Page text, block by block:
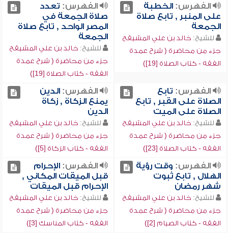
الفهرس:الخطبة
على المنبر , تابع صلاة
الجمعة
للشيخ: خالد بن علي المشيقح
جزء من محاضرة ( شرح عمدة
الفقه - كتاب الصلاة [19])
الفهرس: تعدد
صلاة الجمعة في
المصر الواحد , تابع صلاة
الجمعة
للشيخ: خالد بن علي المشيقح
جزء من محاضرة ( شرح عمدة
الفقه - كتاب الصلاة [19])
الفهرس: تابع
الصلاة على القبر , تابع
الصلاة على الميت
للشيخ: خالد بن علي المشيقح
جزء من محاضرة ( شرح عمدة
الفقه - كتاب الصلاة [23])
الفهرس:الدين
يمنع الزكاة , زكاة
الدين
للشيخ: خالد بن علي المشيقح
جزء من محاضرة ( شرح عمدة
الفقه - كتاب الزكاة [5])
الفهرس: وقت رؤية
الهلال , تابع ثبوت
شهر رمضان
للشيخ: خالد بن علي المشيقح
جزء من محاضرة ( شرح عمدة
الفقه - كتاب الصيام [2])
الفهرس:الإحرام
قبل الميقات المكاني ,
الإحرام قبل الميقات
للشيخ: خالد بن علي المشيقح
جزء من محاضرة ( شرح عمدة
الفقه - كتاب المناسك [3])